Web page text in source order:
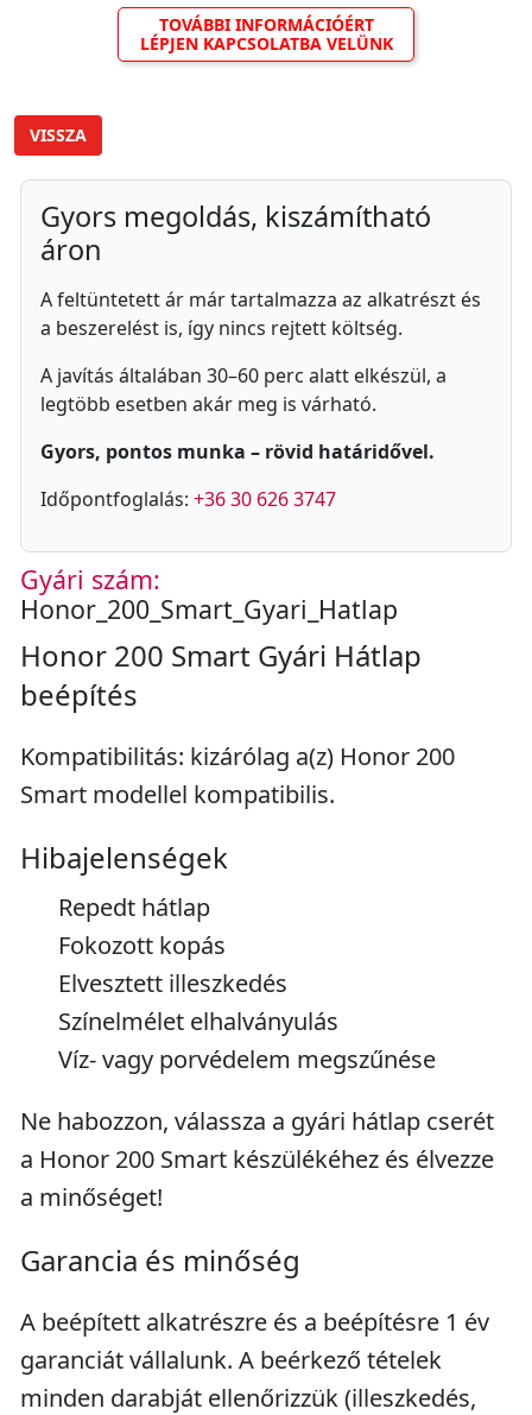
TOVÁBBI INFORMÁCIÓÉRT
LÉPJEN KAPCSOLATBA VELÜNK
VISSZA
Gyors megoldás, kiszámítható
áron
A feltüntetett ár már tartalmazza az alkatrészt és
a beszerelést is, így nincs rejtett költség.
A javítás általában 30–60 perc alatt elkészül, a
legtöbb esetben akár meg is várható.
Gyors, pontos munka – rövid határidővel.
Időpontfoglalás: +36 30 626 3747
Gyári szám:
Honor_200_Smart_Gyari_Hatlap
Honor 200 Smart Gyári Hátlap
beépítés
Kompatibilitás: kizárólag a(z) Honor 200
Smart modellel kompatibilis.
Hibajelenségek
Repedt hátlap
Fokozott kopás
Elvesztett illeszkedés
Színelmélet elhalványulás
Víz- vagy porvédelem megszűnése
Ne habozzon, válassza a gyári hátlap cserét
a Honor 200 Smart készülékéhez és élvezze
a minőséget!
Garancia és minőség
A beépített alkatrészre és a beépítésre 1 év
garanciát vállalunk. A beérkező tételek
minden darabját ellenőrizzük (illeszkedés,